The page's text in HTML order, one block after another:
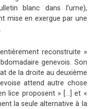
blanc dans l’urne),
mise en exergue par une
reconstruite »
genevois. Son
de la droite au deuxième
attend autre chose
lice proposent » […] et «
la seule alternative à la